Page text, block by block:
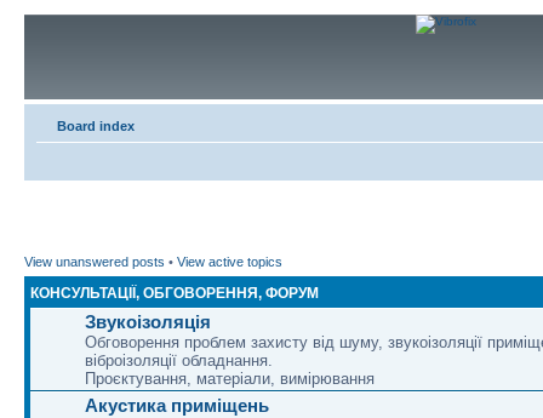
Board index
View unanswered posts • View active topics
КОНСУЛЬТАЦІЇ, ОБГОВОРЕННЯ, ФОРУМ
Звукоізоляція
Обговорення проблем захисту від шуму, звукоізоляції
віброізоляції обладнання.
Проєктування, матеріали, вимірювання
Акустика приміщень